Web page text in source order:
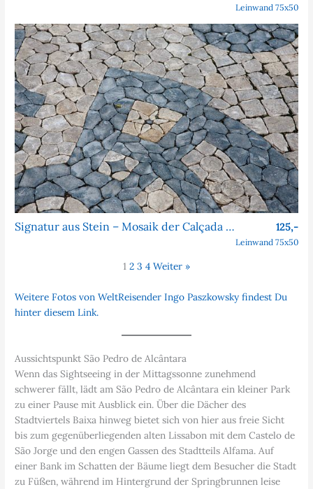
Leinwand 75x50
Signatur aus Stein – Mosaik der Calçada Portuguesa 125,-
Leinwand 75x50
1 2 3 4 Weiter »
Weitere Fotos von WeltReisender Ingo Paszkowsky findest Du
hinter diesem Link.
Aussichtspunkt São Pedro de Alcântara
Wenn das Sightseeing in der Mittagssonne zunehmend
schwerer fällt, lädt am São Pedro de Alcântara ein kleiner Park
zu einer Pause mit Ausblick ein. Über die Dächer des
Stadtviertels Baixa hinweg bietet sich von hier aus freie Sicht
bis zum gegenüberliegenden alten Lissabon mit dem Castelo de
São Jorge und den engen Gassen des Stadtteils Alfama. Auf
einer Bank im Schatten der Bäume liegt dem Besucher die Stadt
zu Füßen, während im Hintergrund der Springbrunnen leise